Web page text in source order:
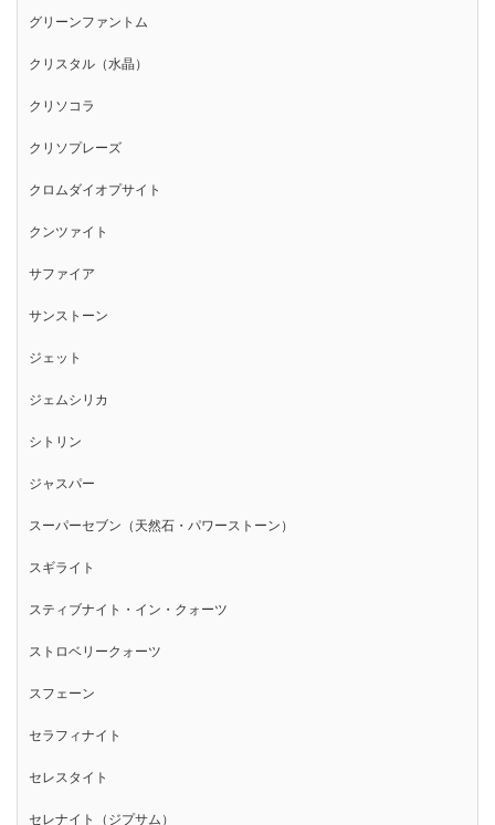
グリーンファントム
クリスタル（水晶）
クリソコラ
クリソプレーズ
クロムダイオプサイト
クンツァイト
サファイア
サンストーン
ジェット
ジェムシリカ
シトリン
ジャスパー
スーパーセブン（天然石・パワーストーン）
スギライト
スティブナイト・イン・クォーツ
ストロベリークォーツ
スフェーン
セラフィナイト
セレスタイト
セレナイト（ジプサム）